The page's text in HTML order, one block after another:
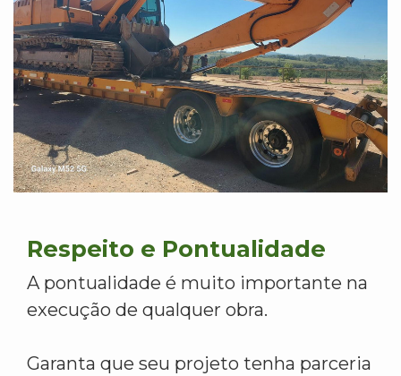
Respeito e Pontualidade
A pontualidade é muito importante na
execução de qualquer obra.
Garanta que seu projeto tenha parceria